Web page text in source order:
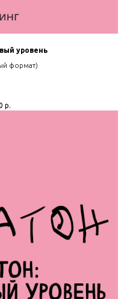
уровень
формат)
р.